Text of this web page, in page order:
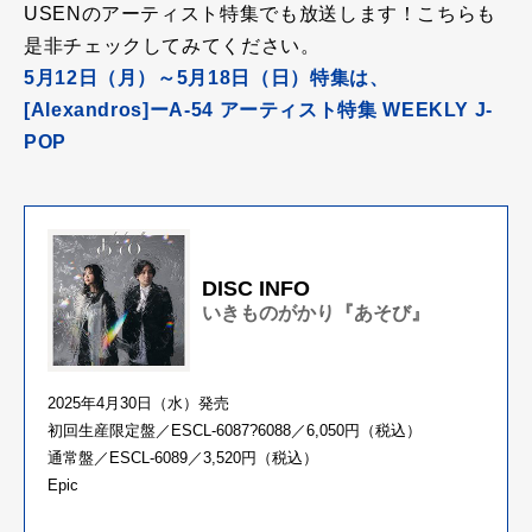
USENのアーティスト特集でも 放送します！こちらも
是非チェックしてみてください。
5月12日（月）～5月18日（日）特集は、
[Alexandros]ーA-54 アーティスト特集 WEEKLY J-
POP
DISC INFO
いきものがかり『あそび』
2025年4月30日（水）発売
初回生産限定盤／ESCL-6087?6088／6,050円（税込）
通常盤／ESCL-6089／3,520円（税込）
Epic